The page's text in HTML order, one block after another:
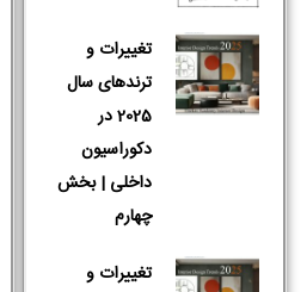
تغییرات و
ترندهای سال
2025 در
دکوراسیون
داخلی | بخش
چهارم
تغییرات و